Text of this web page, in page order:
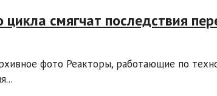
смягчат последствия
фото Реакторы, работающие по